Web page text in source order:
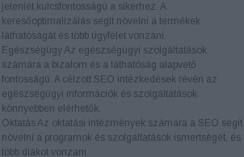
jelenlét kulcsfontosságú a sikerhez. A
keresőoptimalizálás segít növelni a termékek
láthatóságát és több ügyfelet vonzani.
EgészségügyAz egészségügyi szolgáltatások
számára a bizalom és a láthatóság alapvető
fontosságú. A célzott SEO intézkedések révén az
egészségügyi információk és szolgáltatások
könnyebben elérhetők.
OktatásAz oktatási intézmények számára a SEO segít
növelni a programok és szolgáltatások ismertségét, és
több diákot vonzani.